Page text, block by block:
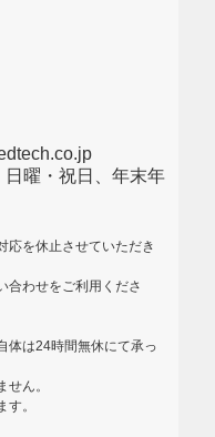
日曜・祝日、年末年
応を休止させていただき
合わせをご利用くださ
体は24時間無休にて承っ
ん。
。